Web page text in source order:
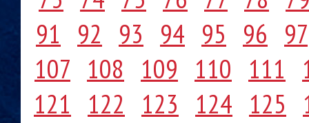
91 92 93 94 95 96 97
107 108 109 110 111
121 122 123 124 125